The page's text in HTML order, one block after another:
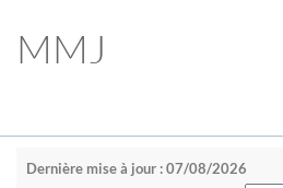
MMJ
Dernière mise à jour : 07/08/2026